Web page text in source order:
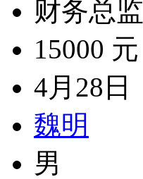
财务总监
15000 元
4月28日
魏明
男